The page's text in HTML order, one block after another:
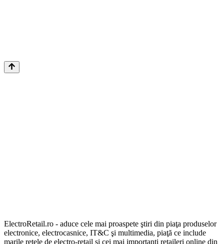
ElectroRetail.ro - aduce cele mai proaspete ştiri din piaţa produselor
electronice, electrocasnice, IT&C şi multimedia, piaţă ce include
marile reţele de electro-retail şi cei mai importanţi retaileri online din